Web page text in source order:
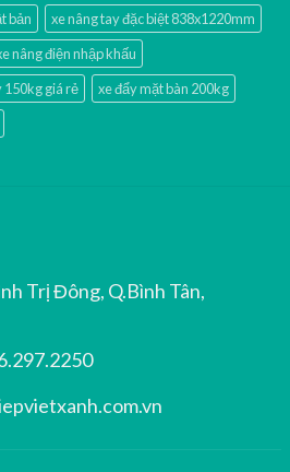
bản
xe nâng tay đặc biệt 838x1220mm
nâng điện nhập khấu
150kg giá rẻ
xe đẩy mặt bàn 200kg
Trị Đông, Q.Bình Tân,